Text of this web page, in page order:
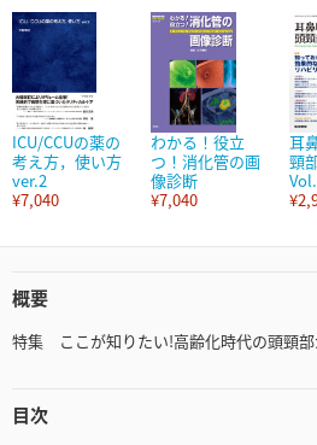
ICU/CCUの薬の
考え方，使い方
ver.2
¥7,040
わかる！役立
つ！消化管の画
像診断
¥7,040
耳
頸
概要
特集 ここが知りたい!高齢化時代の頭頸部
目次